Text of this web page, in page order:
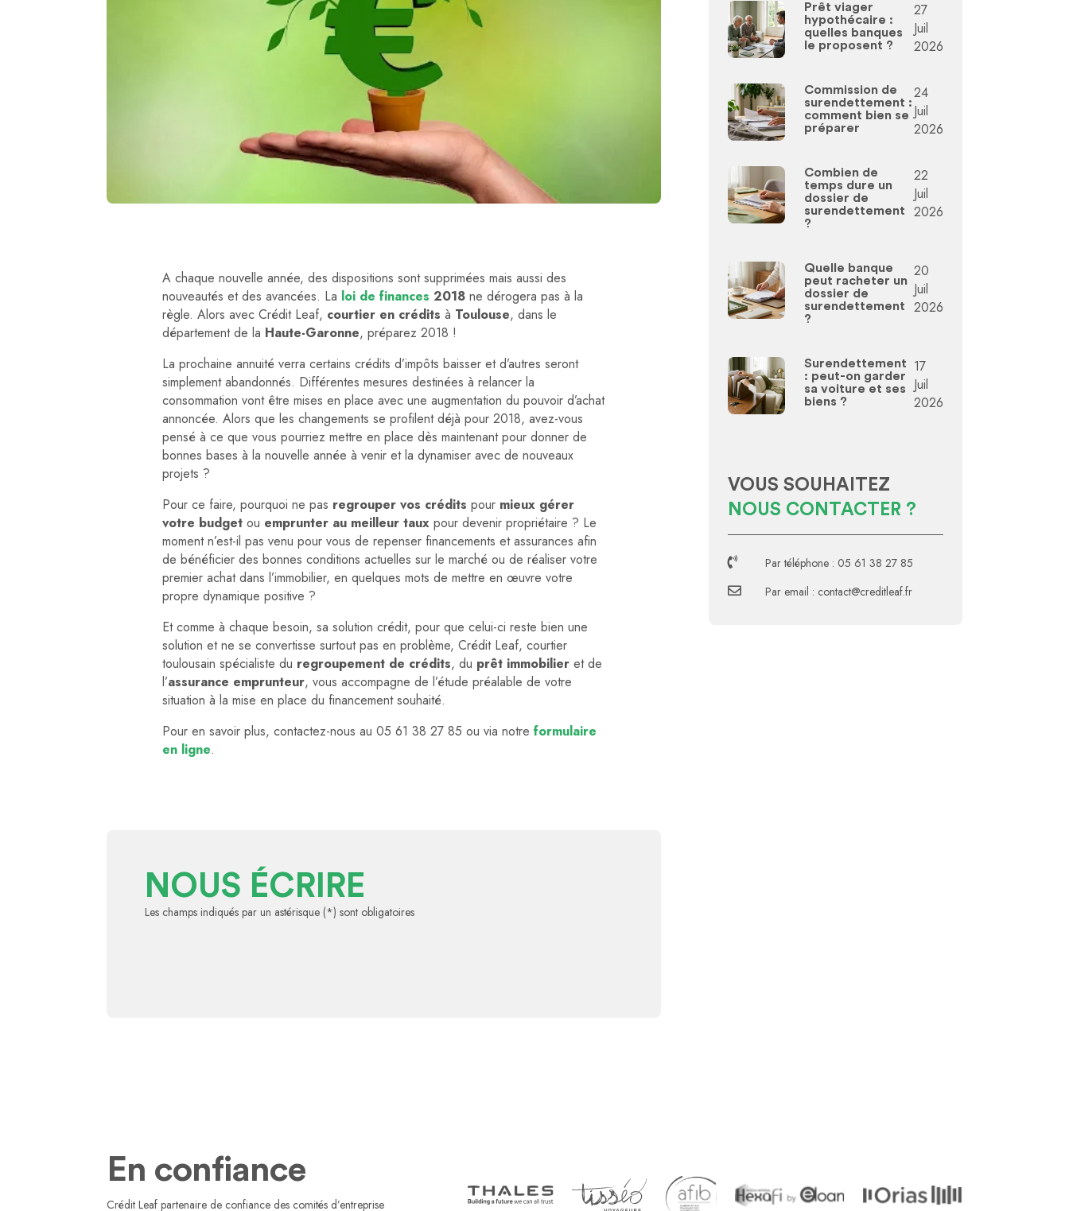
A chaque nouvelle année, des dispositions sont supprimées mais aussi des
nouveautés et des avancées. La loi de finances 2018 ne dérogera pas à la
règle. Alors avec Crédit Leaf, courtier en crédits à Toulouse, dans le
département de la Haute-Garonne, préparez 2018 !
La prochaine annuité verra certains crédits d’impôts baisser et d’autres seront
simplement abandonnés. Différentes mesures destinées à relancer la
consommation vont être mises en place avec une augmentation du pouvoir d’achat
annoncée. Alors que les changements se profilent déjà pour 2018, avez-vous
pensé à ce que vous pourriez mettre en place dès maintenant pour donner de
bonnes bases à la nouvelle année à venir et la dynamiser avec de nouveaux
projets ?
Pour ce faire, pourquoi ne pas regrouper vos crédits pour mieux gérer
votre budget ou emprunter au meilleur taux pour devenir propriétaire ? Le
moment n’est-il pas venu pour vous de repenser financements et assurances afin
de bénéficier des bonnes conditions actuelles sur le marché ou de réaliser votre
premier achat dans l’immobilier, en quelques mots de mettre en œuvre votre
propre dynamique positive ?
Et comme à chaque besoin, sa solution crédit, pour que celui-ci reste bien une
solution et ne se convertisse surtout pas en problème, Crédit Leaf, courtier
toulousain spécialiste du regroupement de crédits, du prêt immobilier et de
l’assurance emprunteur, vous accompagne de l’étude préalable de votre
situation à la mise en place du financement souhaité.
Pour en savoir plus, contactez-nous au 05 61 38 27 85 ou via notreformulaire
en ligne.
NOUS ÉCRIRE
Les champs indiqués par un astérisque (*) sont obligatoires
Prêt viager
hypothécaire :
quelles banques
le proposent ?
27
Juil
2026
Commission de
surendettement :
comment bien se
préparer
24
Juil
2026
Combien de
temps dure un
dossier de
surendettement
?
22
Juil
2026
Quelle banque
peut racheter un
dossier de
surendettement
?
20
Juil
2026
Surendettement
: peut-on garder
sa voiture et ses
biens ?
17
Juil
2026
VOUS SOUHAITEZ
NOUS CONTACTER ?
 Par téléphone : 05 61 38 27 85
 Par email : contact@creditleaf.fr
En confiance
Crédit Leaf partenaire de confiance des comités d’entreprise